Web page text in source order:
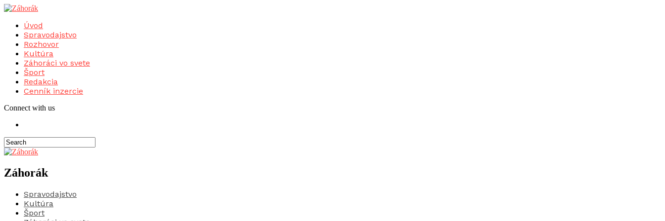
Úvod
Spravodajstvo
Rozhovor
Kultúra
Záhoráci vo svete
Šport
Redakcia
Cenník inzercie
Connect with us
Záhorák
Spravodajstvo
Kultúra
Šport